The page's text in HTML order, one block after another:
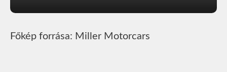
Főkép forrása: Miller Motorcars